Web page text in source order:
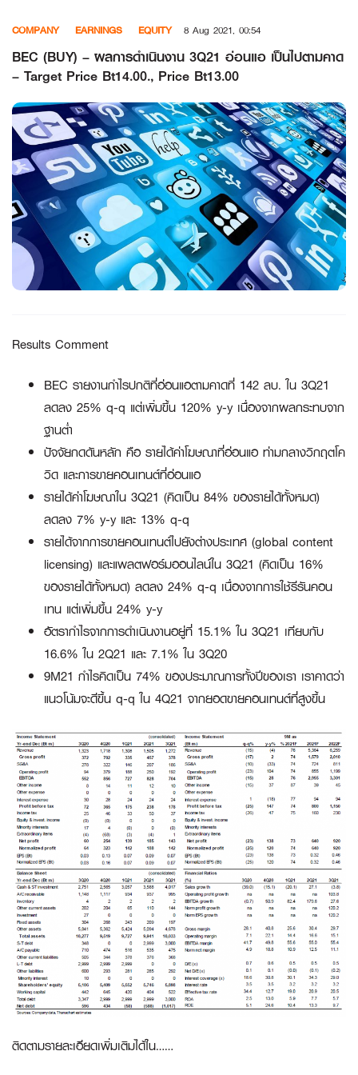
content
COMPANY EARNINGS EQUITY 8 Aug 2021, 00:54
BEC (BUY) – ผลการดำเนินงาน 3Q21 อ่อนแอ เป็นไปตามคาด
– Target Price Bt14.00., Price Bt13.00
Results Comment
BEC รายงานกำไรปกติที่อ่อนแอตามคาดที่ 142 ลบ. ใน 3Q21
ลดลง 25% q-q แต่เพิ่มขึ้น 120% y-y เนื่องจากผลกระทบจาก
ฐานต่ำ
ปัจจัยกดดันหลัก คือ รายได้ค่าโฆษณาที่อ่อนแอ ท่ามกลางวิกฤตโค
วิด และการขายคอนเทนต์ที่อ่อนแอ
รายได้ค่าโฆษณาใน 3Q21 (คิดเป็น 84% ของรายได้ทั้งหมด)
ลดลง 7% y-y และ 13% q-q
รายได้จากการขายคอนเทนต์ไปยังต่างประเทศ (global content
licensing) และแพลตฟอร์มออนไลน์ใน 3Q21 (คิดเป็น 16%
ของรายได้ทั้งหมด) ลดลง 24% q-q เนื่องจากการใช้รีรันคอน
เทน แต่เพิ่มขึ้น 24% y-y
อัตรากำไรจากการดำเนินงานอยู่ที่ 15.1% ใน 3Q21 เทียบกับ
16.6% ใน 2Q21 และ 7.1% ใน 3Q20
9M21 กำไรคิดเป็น 74% ของประมาณการทั้งปีของเรา เราคาดว่า
แนวโน้มจะดีขึ้น q-q ใน 4Q21 จากยอดขายคอนเทนต์ที่สูงขึ้น
ติดตามรายละเอียดเพิ่มเติมได้ใน……